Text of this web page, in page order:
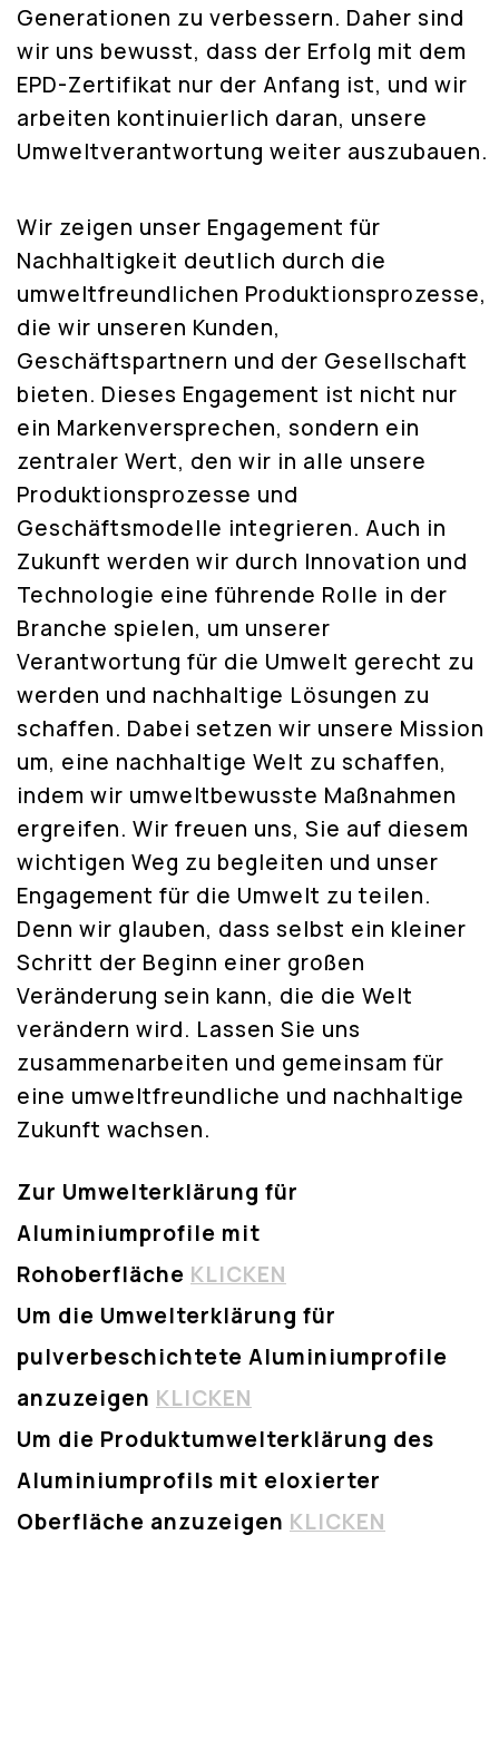
Generationen zu verbessern. Daher sind
wir uns bewusst, dass der Erfolg mit dem
EPD-Zertifikat nur der Anfang ist, und wir
arbeiten kontinuierlich daran, unsere
Umweltverantwortung weiter auszubauen.
Wir zeigen unser Engagement für
Nachhaltigkeit deutlich durch die
umweltfreundlichen Produktionsprozesse,
die wir unseren Kunden,
Geschäftspartnern und der Gesellschaft
bieten. Dieses Engagement ist nicht nur
ein Markenversprechen, sondern ein
zentraler Wert, den wir in alle unsere
Produktionsprozesse und
Geschäftsmodelle integrieren. Auch in
Zukunft werden wir durch Innovation und
Technologie eine führende Rolle in der
Branche spielen, um unserer
Verantwortung für die Umwelt gerecht zu
werden und nachhaltige Lösungen zu
schaffen. Dabei setzen wir unsere Mission
um, eine nachhaltige Welt zu schaffen,
indem wir umweltbewusste Maßnahmen
ergreifen. Wir freuen uns, Sie auf diesem
wichtigen Weg zu begleiten und unser
Engagement für die Umwelt zu teilen.
Denn wir glauben, dass selbst ein kleiner
Schritt der Beginn einer großen
Veränderung sein kann, die die Welt
verändern wird. Lassen Sie uns
zusammenarbeiten und gemeinsam für
eine umweltfreundliche und nachhaltige
Zukunft wachsen.
Zur Umwelterklärung für
Aluminiumprofile mit
Rohoberfläche KLICKEN
Um die Umwelterklärung für
pulverbeschichtete Aluminiumprofile
anzuzeigen KLICKEN
Um die Produktumwelterklärung des
Aluminiumprofils mit eloxierter
Oberfläche anzuzeigen KLICKEN